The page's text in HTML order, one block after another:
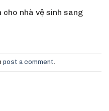
cho nhà vệ sinh sang
post a comment.